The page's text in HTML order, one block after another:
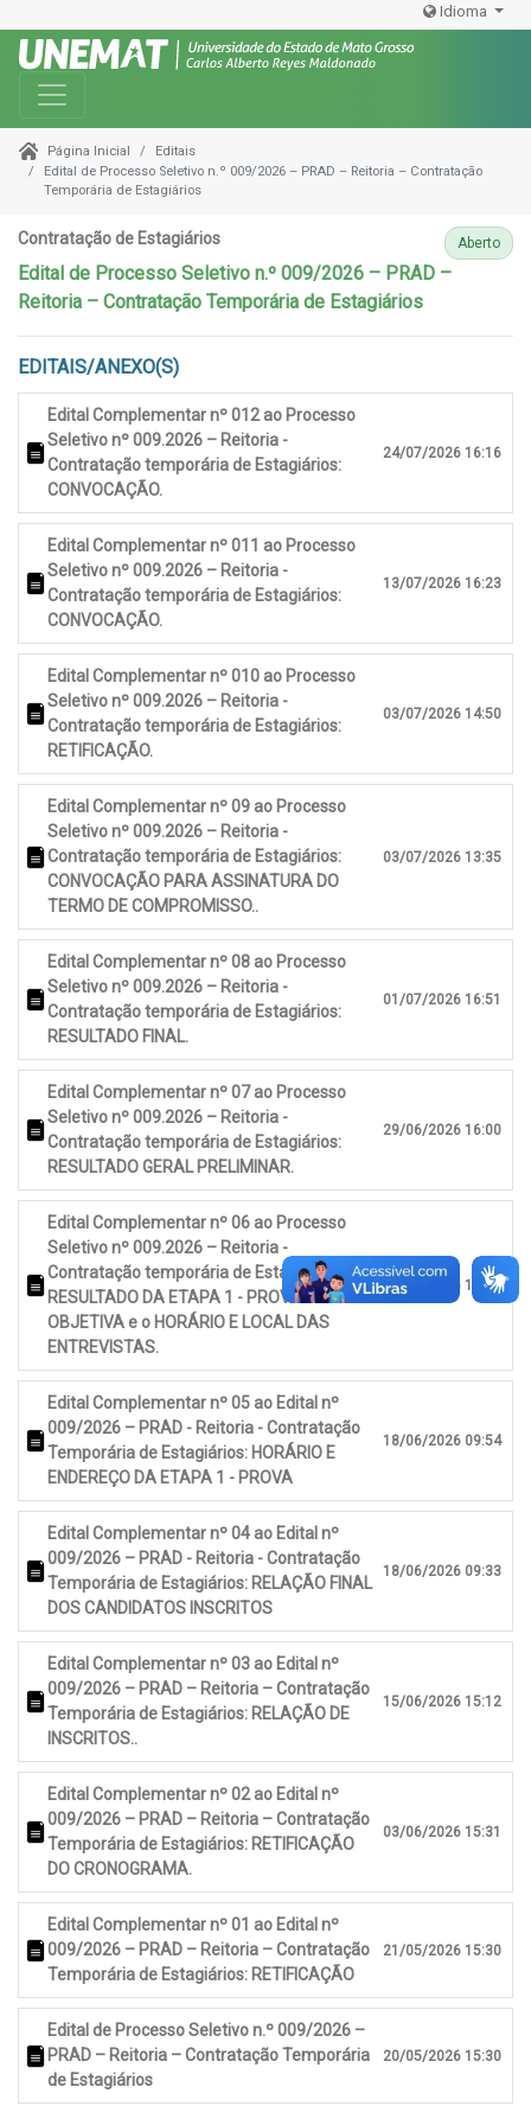
Idioma
Toggle navigation
Página Inicial
Editais
Edital de Processo Seletivo n.º 009/2026 – PRAD – Reitoria – Contratação
Temporária de Estagiários
Contratação de Estagiários Aberto
Edital de Processo Seletivo n.º 009/2026 – PRAD –
Reitoria – Contratação Temporária de Estagiários
EDITAIS/ANEXO(S)
Edital Complementar nº 012 ao Processo
Seletivo nº 009.2026 – Reitoria -
Contratação temporária de Estagiários:
CONVOCAÇÃO.
24/07/2026 16:16
Edital Complementar nº 011 ao Processo
Seletivo nº 009.2026 – Reitoria -
Contratação temporária de Estagiários:
CONVOCAÇÃO.
13/07/2026 16:23
Edital Complementar nº 010 ao Processo
Seletivo nº 009.2026 – Reitoria -
Contratação temporária de Estagiários:
RETIFICAÇÃO.
03/07/2026 14:50
Edital Complementar nº 09 ao Processo
Seletivo nº 009.2026 – Reitoria -
Contratação temporária de Estagiários:
CONVOCAÇÃO PARA ASSINATURA DO
TERMO DE COMPROMISSO..
03/07/2026 13:35
Edital Complementar nº 08 ao Processo
Seletivo nº 009.2026 – Reitoria -
Contratação temporária de Estagiários:
RESULTADO FINAL.
01/07/2026 16:51
Edital Complementar nº 07 ao Processo
Seletivo nº 009.2026 – Reitoria -
Contratação temporária de Estagiários:
RESULTADO GERAL PRELIMINAR.
29/06/2026 16:00
Edital Complementar nº 06 ao Processo
Seletivo nº 009.2026 – Reitoria -
Contratação temporária de Estagiários:
RESULTADO DA ETAPA 1 - PROVA
OBJETIVA e o HORÁRIO E LOCAL DAS
ENTREVISTAS.
22/06/2026 15:44
Edital Complementar nº 05 ao Edital nº
009/2026 – PRAD - Reitoria - Contratação
Temporária de Estagiários: HORÁRIO E
ENDEREÇO DA ETAPA 1 - PROVA
18/06/2026 09:54
Edital Complementar nº 04 ao Edital nº
009/2026 – PRAD - Reitoria - Contratação
Temporária de Estagiários: RELAÇÃO FINAL
DOS CANDIDATOS INSCRITOS
18/06/2026 09:33
Edital Complementar nº 03 ao Edital nº
009/2026 – PRAD – Reitoria – Contratação
Temporária de Estagiários: RELAÇÃO DE
INSCRITOS..
15/06/2026 15:12
Edital Complementar nº 02 ao Edital nº
009/2026 – PRAD – Reitoria – Contratação
Temporária de Estagiários: RETIFICAÇÃO
DO CRONOGRAMA.
03/06/2026 15:31
Edital Complementar nº 01 ao Edital nº
009/2026 – PRAD – Reitoria – Contratação
Temporária de Estagiários: RETIFICAÇÃO
21/05/2026 15:30
Edital de Processo Seletivo n.º 009/2026 –
PRAD – Reitoria – Contratação Temporária
de Estagiários
20/05/2026 15:30